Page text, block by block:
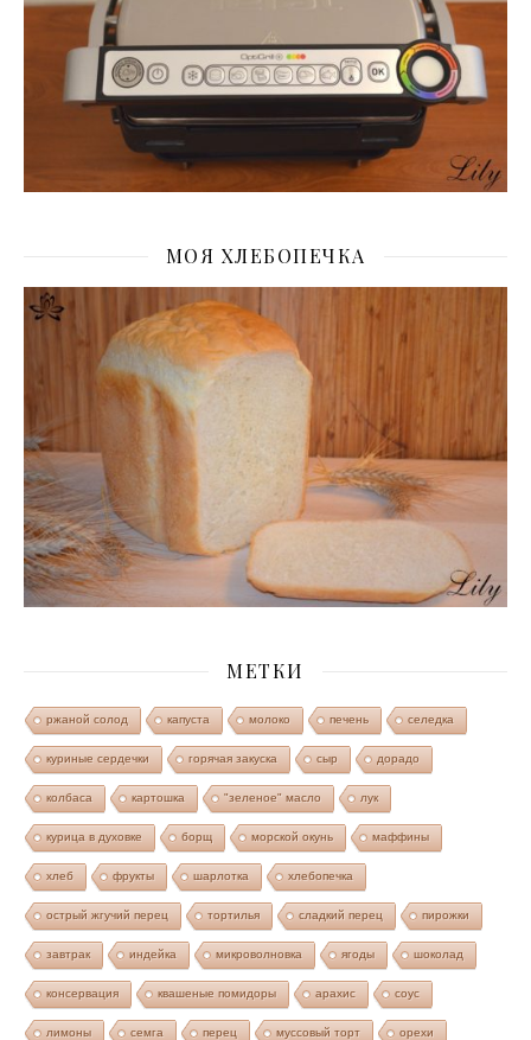
МОЯ ХЛЕБОПЕЧКА
МЕТКИ
ржаной солод капуста молоко печень селедка
куриные сердечки горячая закуска сыр дорадо
колбаса картошка "зеленое" масло лук
курица в духовке борщ морской окунь маффины
хлеб фрукты шарлотка хлебопечка
острый жгучий перец тортилья сладкий перец пирожки
завтрак индейка микроволновка ягоды шоколад
консервация квашеные помидоры арахис соус
лимоны семга перец муссовый торт орехи